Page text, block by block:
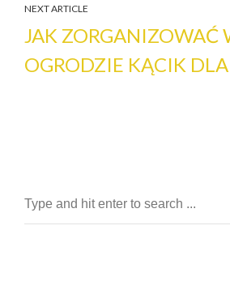
NEXT ARTICLE
JAK ZORGANIZOWAĆ
OGRODZIE KĄCIK